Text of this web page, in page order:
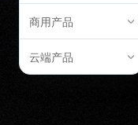
商用产品
云端产品